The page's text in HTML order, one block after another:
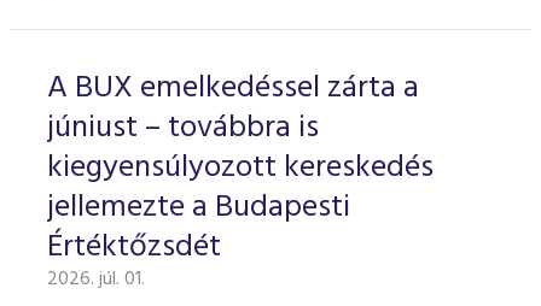
A BUX emelkedéssel zárta a
júniust – továbbra is
kiegyensúlyozott kereskedés
jellemezte a Budapesti
Értéktőzsdét
2026. júl. 01.